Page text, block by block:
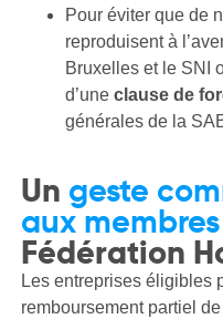
Pour éviter que de
reproduisent à
Bruxelles et le SNI
d’une clause de
générales de la
Un geste
aux membres
Fédération
Les entreprises éligibles
remboursement partiel